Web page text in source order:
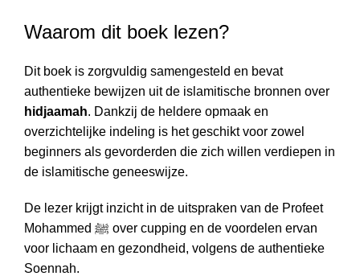
Waarom dit boek lezen?
Dit boek is zorgvuldig samengesteld en bevat
authentieke bewijzen uit de islamitische bronnen over
hidjaamah. Dankzij de heldere opmaak en
overzichtelijke indeling is het geschikt voor zowel
beginners als gevorderden die zich willen verdiepen in
de islamitische geneeswijze.
De lezer krijgt inzicht in de uitspraken van de Profeet
Mohammed ﷺ over cupping en de voordelen ervan
voor lichaam en gezondheid, volgens de authentieke
Soennah.